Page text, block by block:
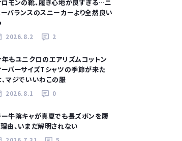
モンの靴、履き心地が良すぎる…ニ
バランスのスニーカーより全然良い
2026.8.2 2
もユニクロのエアリズムコットン
ーバーサイズTシャツの季節が来た
、マジでいいわこの服
2026.8.1 0
ー牛陰キャが真夏でも長ズボンを履
理由、いまだ解明されない